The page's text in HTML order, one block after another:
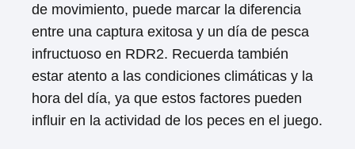
de movimiento, puede marcar la diferencia
entre una captura exitosa y un día de pesca
infructuoso en RDR2. Recuerda también
estar atento a las condiciones climáticas y la
hora del día, ya que estos factores pueden
influir en la actividad de los peces en el juego.